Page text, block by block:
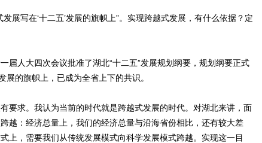
写在‘十二五’发展的旗帜上”。实现跨越式发展，有什么依据？定
人大四次会议批准了湖北“十二五”发展规划纲要，规划纲要正式
展的旗帜上，已成为全省上下的共识。
求。我认为当前的时代就是跨越式发展的时代。对湖北来讲，面
越：经济总量上，我们的经济总量与沿海省份相比，还有较大差
上，需要我们从传统发展模式向科学发展模式跨越。实现这一目